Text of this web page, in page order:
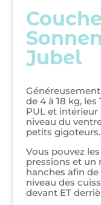
Jubel
de 4 à 18 kg, les
PUL et
niveau du
petits gigoteurs.
Vous pouvez
pressions et un
hanches afin
niveau des
devant ET